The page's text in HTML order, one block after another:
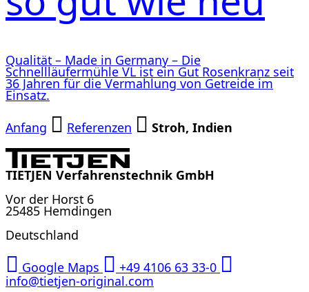
Qualität – Made in Germany – Die
Schnellläufermühle VL ist ein Gut Rosenkranz seit
36 Jahren für die Vermahlung von Getreide im
Einsatz.
Anfang
Referenzen Stroh, Indien
TIETJEN Verfahrenstechnik GmbH
Vor der Horst 6
25485 Hemdingen
Deutschland
Google Maps
+49 4106 63 33-0
info@tietjen-original.com